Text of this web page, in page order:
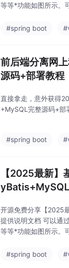
等等*功能如图所示。
#spring boot
前后端分离网
源码+部署教程
直接拿走，意外获得
+MySQL完整源码+部
#spring boot
【2025最新
yBatis+MySQL
开源免费分享【2025
提供说明文档 可以通
等等*功能如图所示。
#spring boot